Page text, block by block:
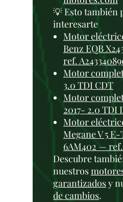
💡 Esto también
interesarte
Motor
Benz EQB
ref.
Motor
3.0 TDI CDT
Motor
2017- 2.0 TDI
Motor
Megane V 5
6AM402 —
Descubre
nuestros
garantizadosy
de cambios.